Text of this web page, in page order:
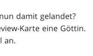
damit gelandet?
Karte eine Göttin.
an.